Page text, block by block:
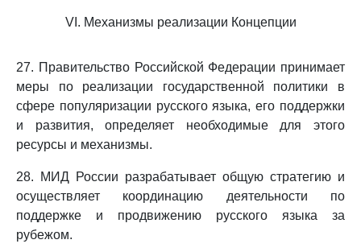
VI. Механизмы реализации Концепции
27. Правительство Российской Федерации принимает
меры по реализации государственной политики в
сфере популяризации русского языка, его поддержки
и развития, определяет необходимые для этого
ресурсы и механизмы.
28. МИД России разрабатывает общую стратегию и
осуществляет координацию деятельности по
поддержке и продвижению русского языка за
рубежом.